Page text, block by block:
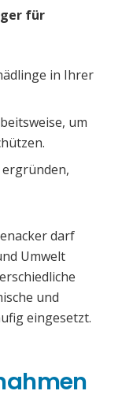
für
in Ihrer
um
darf
Umwelt
und
eingesetzt.